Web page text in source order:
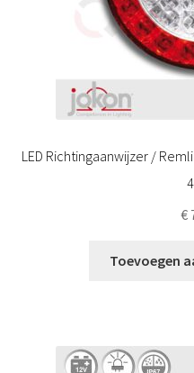
LED Richtingaanwijzer /
€
Toevoegen